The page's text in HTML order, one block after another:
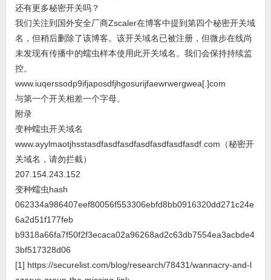
还有更多秘密开关吗？
我们关注到国外安全厂商Zscaler在博客中提到第四个秘密开关域
名，但稍后删除了该博客。该开关域名已被注册，但微步在线尚
未发现有传播中的蠕虫样本使用此开关域名。我们会保持持续监
控。
www.iuqerssodp9ifjaposdfjhgosurijfaewrwergwea[.]com
与第一个开关相差一个字母。
附录
变种蠕虫开关域名
www.ayylmaotjhsstasdfasdfasdfasdfasdfasdfasdf.com（秘密开
关域名，请勿拦截）
207.154.243.152
变种蠕虫hash
062334a986407eef80056f553306ebfd8bb0916320dd271c24e
6a2d51f177feb
b9318a66fa7f50f2f3ecaca02a96268ad2c63db7554ea3acbde4
3bf517328d06
[1] https://securelist.com/blog/research/78431/wannacry-and-l